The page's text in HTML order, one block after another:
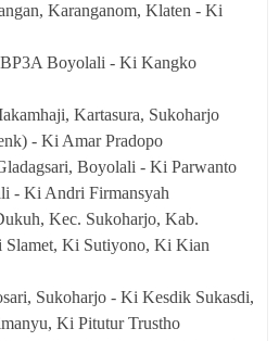
Karanganom, Klaten - Ki
Boyolali - Ki Kangko
Kartasura, Sukoharjo
- Ki Amar Pradopo
Boyolali - Ki Parwanto
- Ki Andri Firmansyah
Kec. Sukoharjo, Kab.
Slamet, Ki Sutiyono, Ki Kian
Sukoharjo - Ki Kesdik Sukasdi,
Ki Pitutur Trustho